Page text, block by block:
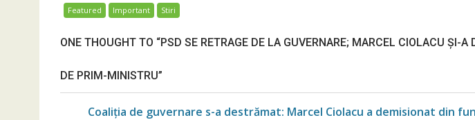
Featured Important Stiri
ONE THOUGHT TO “PSD SE RETRAGE DE LA GUVERNARE; MARCEL CIOLACU ȘI-
DE PRIM-MINISTRU”
Coaliția de guvernare s-a destrămat: Marcel Ciolacu a demisionat din